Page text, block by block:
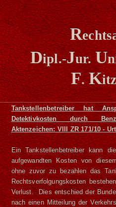
R
Dipl.-Jur.U
F.K
Tankstellenbetreiber hat
Detektivkosten durch
Aktenzeichen: VIII ZR 171/10 -
Ein Tankstellenbetreiber kann
aufgewandten Kosten von
ohne zuvor zu bezahlen das
Rechtsverfolgungskosten
Verlust. Dies entschied der
nach einen Mitteilung der